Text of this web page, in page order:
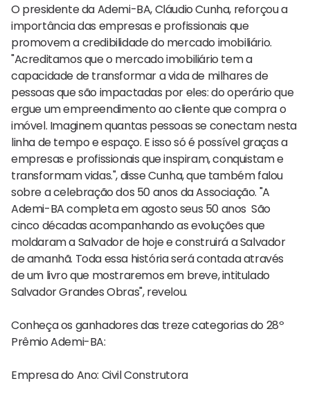
O presidente da Ademi-BA, Cláudio Cunha, reforçou a
importância das empresas e profissionais que
promovem a credibilidade do mercado imobiliário.
"Acreditamos que o mercado imobiliário tem a
capacidade de transformar a vida de milhares de
pessoas que são impactadas por eles: do operário que
ergue um empreendimento ao cliente que compra o
imóvel. Imaginem quantas pessoas se conectam nesta
linha de tempo e espaço. E isso só é possível graças a
empresas e profissionais que inspiram, conquistam e
transformam vidas.", disse Cunha, que também falou
sobre a celebração dos 50 anos da Associação. "A
Ademi-BA completa em agosto seus 50 anos São
cinco décadas acompanhando as evoluções que
moldaram a Salvador de hoje e construirá a Salvador
de amanhã. Toda essa história será contada através
de um livro que mostraremos em breve, intitulado
Salvador Grandes Obras", revelou.
Conheça os ganhadores das treze categorias do 28º
Prêmio Ademi-BA:
Empresa do Ano: Civil Construtora